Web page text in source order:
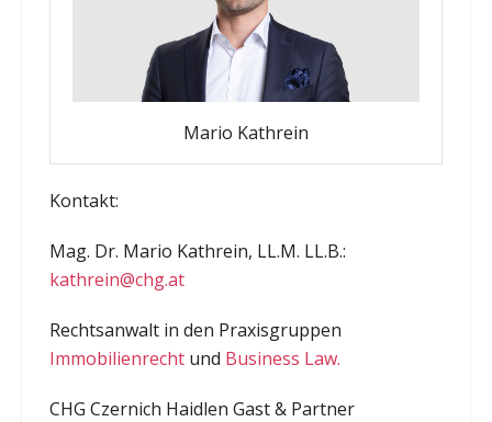
Mario Kathrein
Kontakt:
Mag. Dr. Mario Kathrein, LL.M. LL.B.:
kathrein@chg.at
Rechtsanwalt in den Praxisgruppen
Immobilienrechtund Business Law.
CHG Czernich Haidlen Gast & Partner